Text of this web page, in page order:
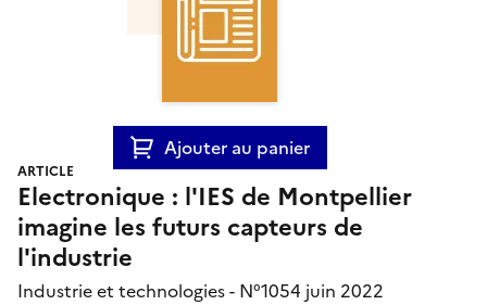
Ajouter au panier
ARTICLE
Electronique : l'IES de Montpellier
imagine les futurs capteurs de
l'industrie
Industrie et technologies - N°1054 juin 2022